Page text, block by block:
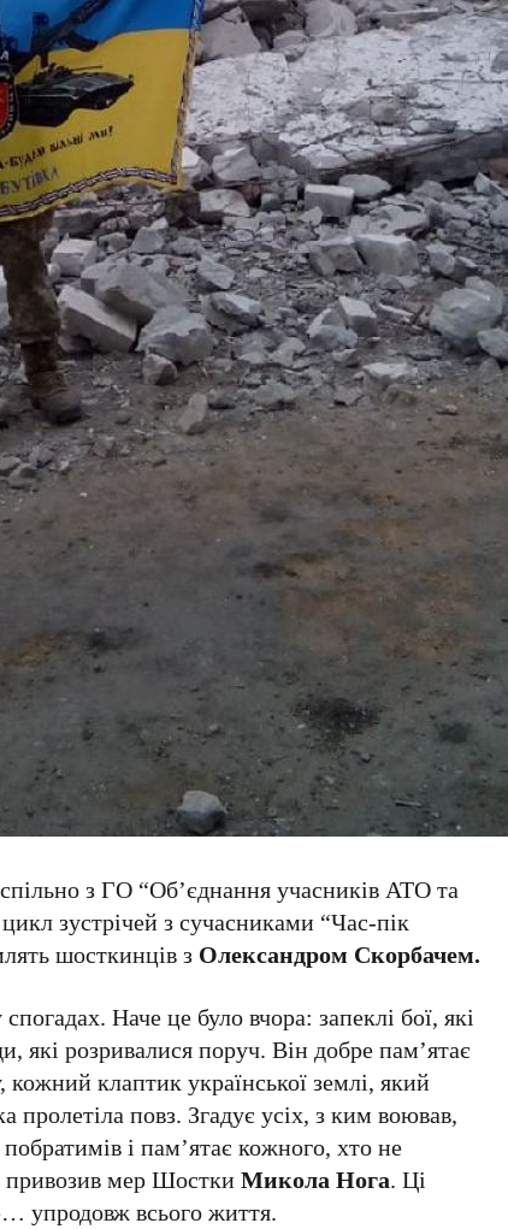
спільно з ГО “Об’єднання учасників АТО та
зустрічей з сучасниками “Час-пік
шосткинців з Олександром Скорбачем.
Наче це було вчора: запеклі бої, які
які розривалися поруч. Він добре пам’ятає
клаптик української землі, який
повз. Згадує усіх, з ким воював,
і пам’ятає кожного, хто не
привозив мер ШосткиМикола Нога. Ці
упродовж всього життя.